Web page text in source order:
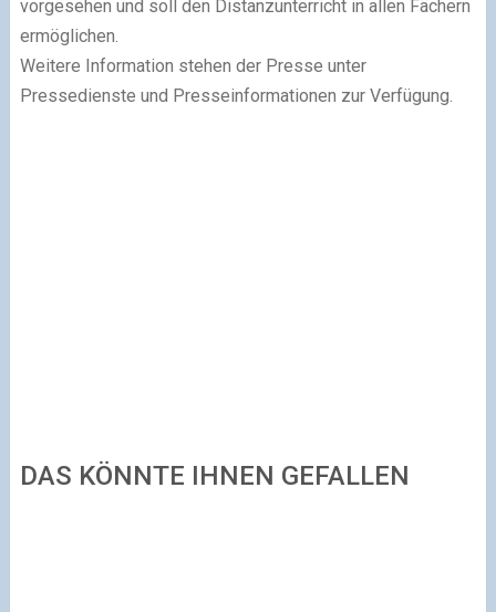
vorgesehen und soll den Distanzunterricht in allen Fächern
ermöglichen.
Weitere Information stehen der Presse unter
Pressedienste und Presseinformationen zur Verfügung.
DAS KÖNNTE IHNEN GEFALLEN